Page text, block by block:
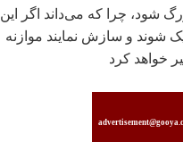
شود، چرا که می‌داند اگر اين
شوند و سازش نمايند موازنه
خواهد کرد